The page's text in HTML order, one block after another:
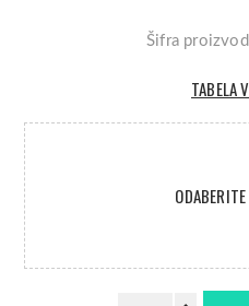
Šifra
TABELA